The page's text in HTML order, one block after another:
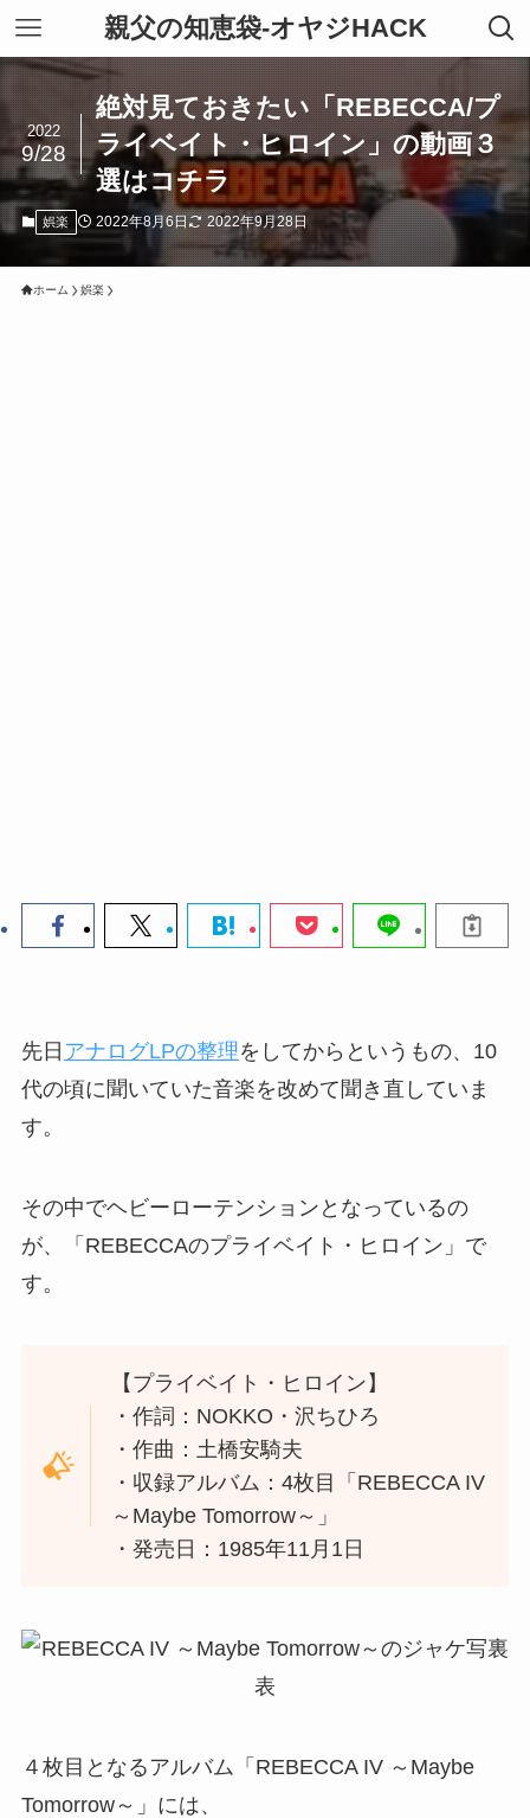
親父の知恵袋-オヤジHACK
絶対見ておきたい「REBECCA/プ
ライベイト・ヒロイン」の動画３
選はコチラ
2022
9/28
娯楽 2022年8月6日 2022年9月28日
ホーム 娯楽
先日 アナログLPの整理をしてからというもの、10
代の頃に聞いていた音楽を改めて聞き直していま
す。
その中でヘビーローテンションとなっているの
が、「REBECCAのプライベイト・ヒロイン」で
す。
【プライベイト・ヒロイン】
・作詞：NOKKO・沢ちひろ
・作曲：土橋安騎夫
・収録アルバム：4枚目「REBECCA IV
～Maybe Tomorrow～」
・発売日：1985年11月1日
４枚目となるアルバム「REBECCA IV ～Maybe
Tomorrow～」には、